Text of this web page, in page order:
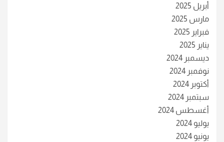
أبريل 2025
مارس 2025
فبراير 2025
يناير 2025
ديسمبر 2024
نوفمبر 2024
أكتوبر 2024
سبتمبر 2024
أغسطس 2024
يوليو 2024
يونيو 2024